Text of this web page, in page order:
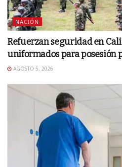
NACIÓN
Refuerzan seguridad en Cali
uniformados para posesión
AGOSTO 5, 2026